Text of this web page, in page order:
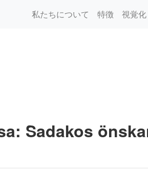
私たちについて 特徴 視覚化
Sadakos